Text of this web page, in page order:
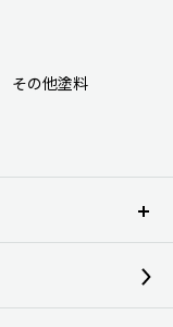
その他塗料